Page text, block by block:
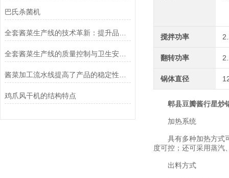
巴氏杀菌机
全套酱菜生产线的质量控制与卫生安全管理
鸡爪风干机的结构特点
搅拌功率
翻转功率
锅体直径
郫县豆瓣酱行星炒
加热系统
具有多种加热方式可
度可控；还可采用蒸汽
出料方式